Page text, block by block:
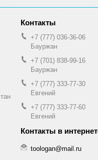
+7 (777) 036-36-06
Бауржан
+7 (701) 838-99-16
Бауржан
+7 (777) 333-77-30
Евгений
+7 (777) 333-77-60
Евгений
toologan@mail.ru